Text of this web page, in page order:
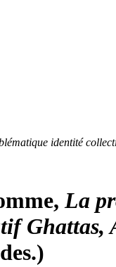
identité
, La
Ghattas,